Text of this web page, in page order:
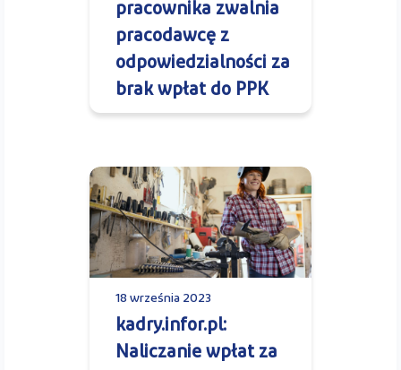
pracownika zwalnia
pracodawcę z
odpowiedzialności za
brak wpłat do PPK
18 września 2023
kadry.infor.pl:
Naliczanie wpłat za